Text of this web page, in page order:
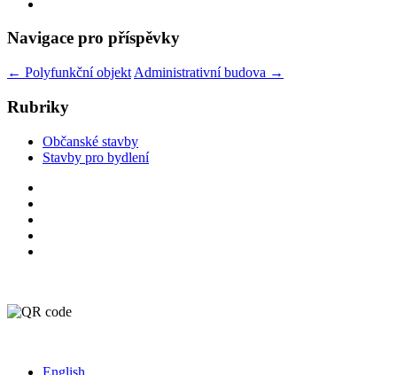
Navigace pro příspěvky
← Polyfunkční objekt Administrativní budova →
Rubriky
Občanské stavby
Stavby pro bydlení
English